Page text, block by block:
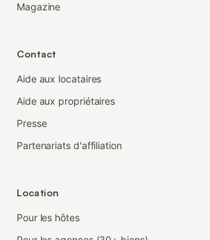
Magazine
Contact
Aide aux locataires
Aide aux propriétaires
Presse
Partenariats d'affiliation
Location
Pour les hôtes